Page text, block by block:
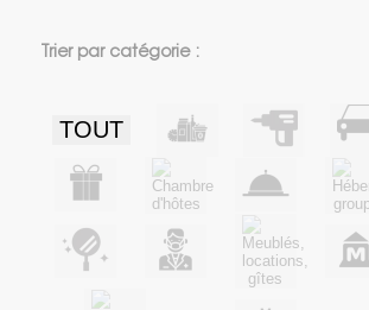
Trier par catégorie :
TOUT